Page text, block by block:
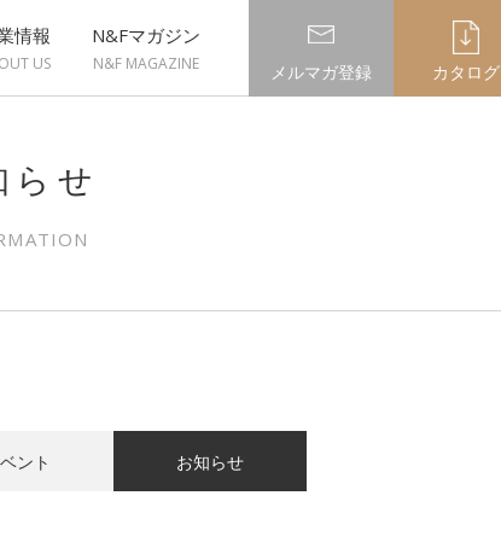
情報
US
N&Fマガジン
N&F MAGAZINE メルマガ登録 カタログ
らせ
ント お知らせ